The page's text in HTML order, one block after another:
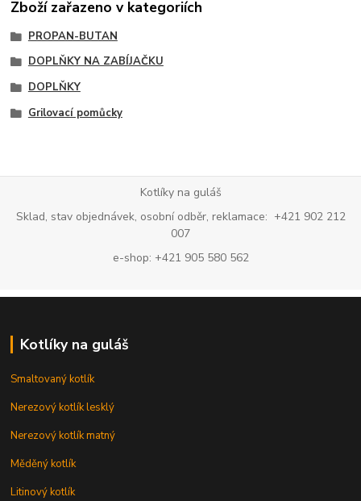
Zboží zařazeno v kategoriích
PROPAN-BUTAN
DOPLŇKY NA ZABÍJAČKU
DOPLŇKY
Grilovací pomůcky
Kotlíky na guláš
Sklad, stav objednávek, osobní odběr, reklamace: +421 902 212
007
e-shop: +421 905 580 562
Kotlíky na guláš
Smaltovaný kotlík
Nerezový kotlík lesklý
Nerezový kotlík matný
Měděný kotlík
Litinový kotlík